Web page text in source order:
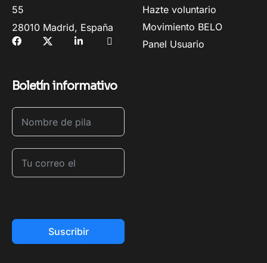
55
28010 Madrid, España
Hazte voluntario
Movimiento BELO
Panel Usuario
Boletín informativo
Suscribir